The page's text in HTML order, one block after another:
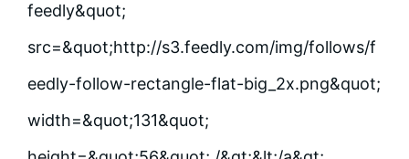
feedly&quot;
src=&quot;http://s3.feedly.com/img/follows/f
eedly-follow-rectangle-flat-big_2x.png&quot;
width=&quot;131&quot;